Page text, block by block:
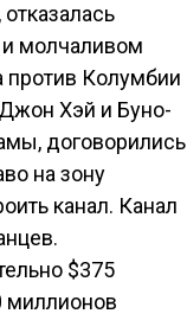
молчаливом
против Колумбии
Хэй и Буно-
договорились
на зону
канал. Канал
$375
миллионов